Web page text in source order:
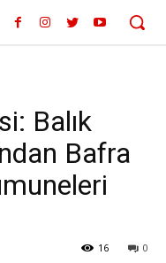
Balık
Bafra
0
16